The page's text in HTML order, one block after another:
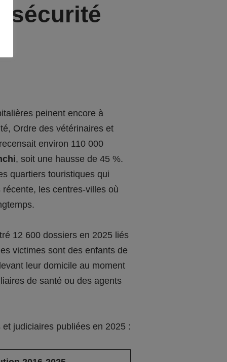
sécurité
peinent encore à
Ordre des vétérinaires et
environ 110 000
, soit une hausse de 45 %.
quartiers touristiques qui
les centres-villes où
12 600 dossiers en 2025 liés
victimes sont des enfants de
leur domicile au moment
de santé ou des agents
judiciaires publiées en 2025 :